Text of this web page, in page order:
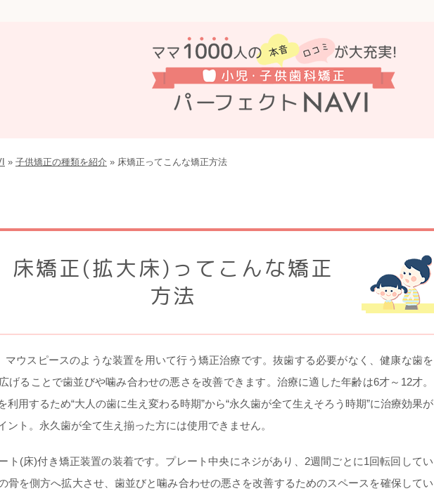
» 子供矯正の種類を紹介 » 床矯正ってこんな矯正方法
床矯正(拡大床)ってこんな矯正
方法
マウスピースのような装置を用いて行う矯正治療です。抜歯する必要がなく、健康な歯を
げることで歯並びや噛み合わせの悪さを改善できます。治療に適した年齢は6才～12才。
利用するため“大人の歯に生え変わる時期”から“永久歯が全て生えそろう時期”に治療効果が
ント。永久歯が全て生え揃った方には使用できません。
ト(床)付き矯正装置の装着です。プレート中央にネジがあり、2週間ごとに1回転回してい
骨を側方へ拡大させ、歯並びと噛み合わせの悪さを改善するためのスペースを確保してい